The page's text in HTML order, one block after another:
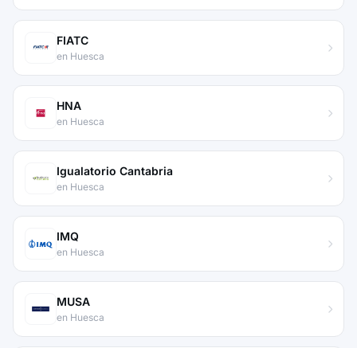
FIATC
en Huesca
HNA
en Huesca
Igualatorio Cantabria
en Huesca
IMQ
en Huesca
MUSA
en Huesca